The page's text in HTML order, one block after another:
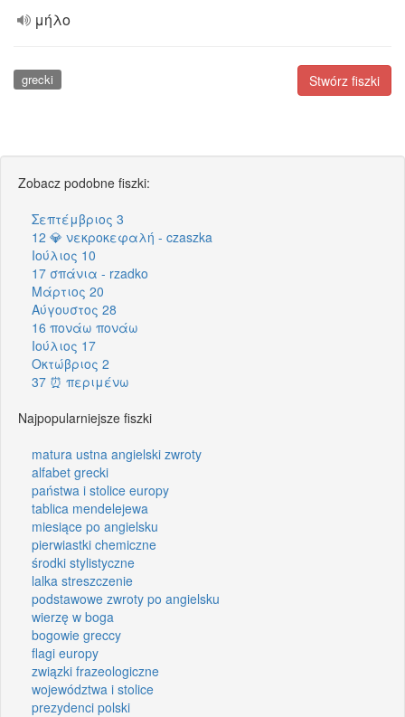
μήλο
Stwórz fiszki
grecki
Zobacz podobne fiszki:
Σεπτέμβριος 3
12 💎 νεκροκεφαλή - czaszka
Ιούλιος 10
17 σπάνια - rzadko
Μάρτιος 20
Αύγουστος 28
16 πονάω πονάω
Ιούλιος 17
Οκτώβριος 2
37 ⏰ περιμένω
Najpopularniejsze fiszki
matura ustna angielski zwroty
alfabet grecki
państwa i stolice europy
tablica mendelejewa
miesiące po angielsku
pierwiastki chemiczne
środki stylistyczne
lalka streszczenie
podstawowe zwroty po angielsku
wierzę w boga
bogowie greccy
flagi europy
związki frazeologiczne
województwa i stolice
prezydenci polski